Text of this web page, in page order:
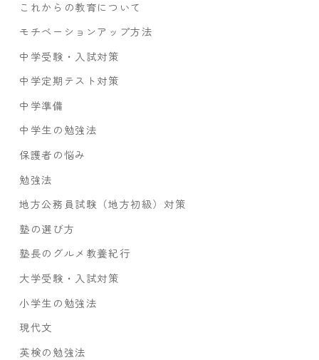
これからの教育について
モチベーションアップ方法
中学受験・入試対策
中学定期テスト対策
中学準備
中学生の勉強法
保護者の悩み
勉強法
地方公務員試験（地方初級）対策
塾の選び方
塾長のグルメ教養紀行
大学受験・入試対策
小学生の勉強法
現代文
英検の勉強法